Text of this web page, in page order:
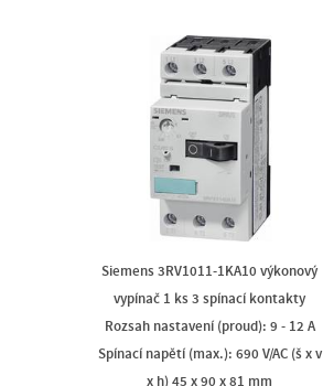
Siemens 3RV1011-1KA10 výkonový
vypínač 1 ks 3 spínací kontakty
Rozsah nastavení (proud): 9 - 12 A
Spínací napětí (max.): 690 V/AC (š x v
x h) 45 x 90 x 81 mm